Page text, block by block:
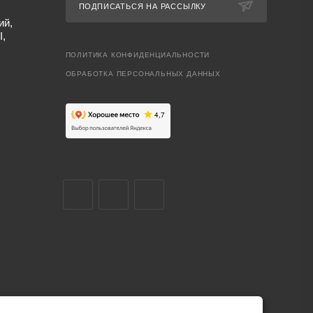
ПОДПИСАТЬСЯ НА РАССЫЛКУ
ПОЛИТИКА КОНФИДЕНЦИАЛЬНОСТИ
ОБРАБОТКА ПЕРСОНАЛЬНЫХ ДАННЫХ